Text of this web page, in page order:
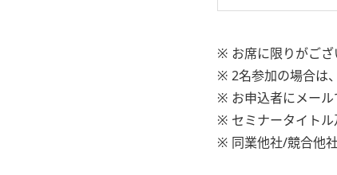
※ お席に限りがござ
※ 2名参加の場合は
※ お申込者にメール
※ セミナータイトル
※ 同業他社/競合他